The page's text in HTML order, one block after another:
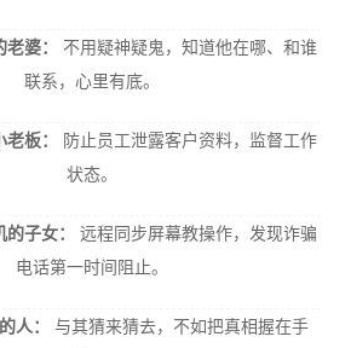
婆：
不用疑神疑鬼，知道他在哪、和谁
联系，心里有底。
板：
防止员工泄露客户资料，监督工作
状态。
子女：
远程同步屏幕教操作，发现诈骗
电话第一时间阻止。
人：
与其猜来猜去，不如把真相握在手